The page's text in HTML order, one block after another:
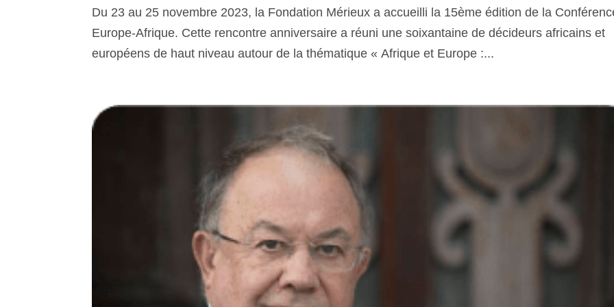
Du 23 au 25 novembre 2023, la Fondation Mérieux a accueilli la 15ème édition de la
Europe-Afrique. Cette rencontre anniversaire a réuni une soixantaine de décideurs africains et
européens de haut niveau autour de la thématique « Afrique et Europe :...